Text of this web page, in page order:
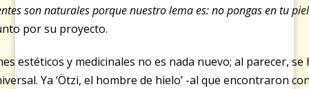
son naturales porque nuestro lema es: no pongas en tu
por su proyecto.
estéticos y medicinales no es nada nuevo; al parecer, se
Ya ‘Ötzi, el hombre de hielo’ -al que encontraron